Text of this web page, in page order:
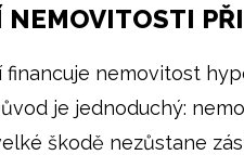
NEMOVITOSTI
financuje nemovitost
je jednoduchý:
škodě nezůstane